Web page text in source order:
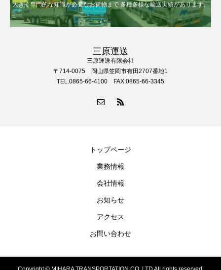
大きく専門的な知識が必要なお荷物まで 多種多様な輸送実績があります。
三原運送
三原運送有限会社
〒714-0075 岡山県笠岡市有田2707番地1
TEL.0865-66-4100 FAX.0865-66-3345
トップページ
業務情報
会社情報
お知らせ
アクセス
お問い合わせ